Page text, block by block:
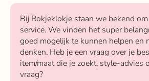
Bij Rokjeklokje staan we bekend
service. We vinden het super
goed mogelijk te kunnen helpen en
denken. Heb je een vraag over je
item/maat die je zoekt, style-advies
vraag?